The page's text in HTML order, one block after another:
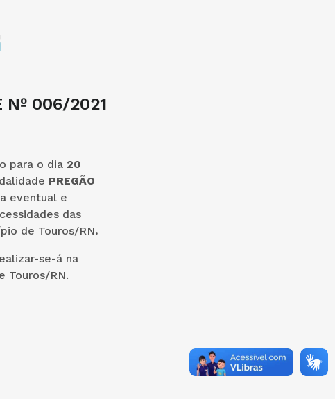
Nº 006/2021
para o dia20
PREGÃO
eventual e
das
de Touros/RN.
se-á na
Touros/RN.